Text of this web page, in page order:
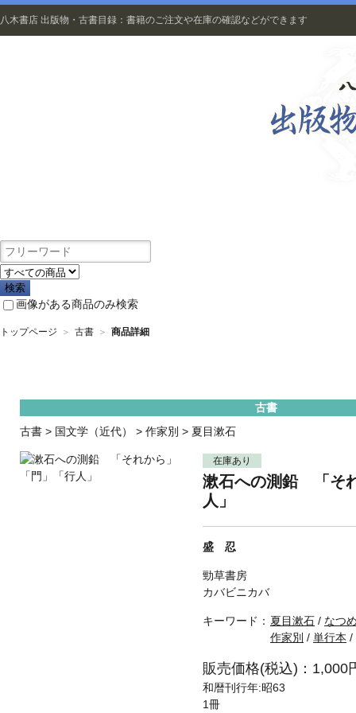
八木書店 出版物・古書目録：書籍のご注文や在庫の確認などができます
画像がある商品のみ検索
トップページ ＞ 古書 ＞ 商品詳細
古書
古書 > 国文学（近代） > 作家別 > 夏目漱石
在庫あり
漱石への測鉛 「そ
人」
盛 忍
勁草書房
カバビニカバ
キーワード： 夏目漱石 / なつ
作家別 / 単行本 /
販売価格(税込)：1,000
和暦刊行年:昭63
1冊